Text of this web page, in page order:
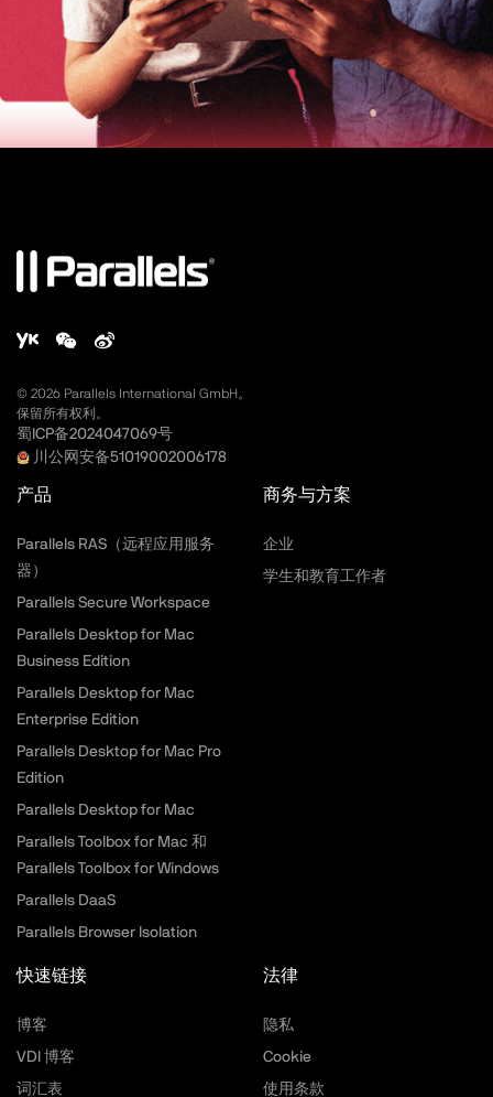
© 2026 Parallels International GmbH。
保留所有权利。
蜀ICP备2024047069号
川公网安备51019002006178
产品
Parallels RAS（远程应用服务
器）
Parallels Secure Workspace
Parallels Desktop for Mac
Business Edition
Parallels Desktop for Mac
Enterprise Edition
Parallels Desktop for Mac Pro
Edition
Parallels Desktop for Mac
Parallels Toolbox for Mac 和
Parallels Toolbox for Windows
Parallels DaaS
Parallels Browser Isolation
商务与方案
企业
学生和教育工作者
快速链接
博客
VDI 博客
词汇表
法律
隐私
Cookie
使用条款